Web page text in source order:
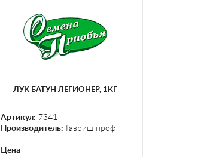
ЛУК БАТУН ЛЕГИОНЕР, 1КГ
Артикул: 7341
Производитель: Гавриш проф
Цена